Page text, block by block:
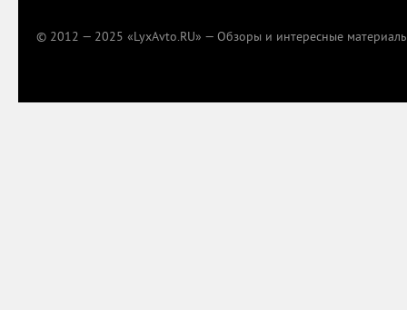
© 2012 — 2025 «LyxAvto.RU» — Обзоры и интересные